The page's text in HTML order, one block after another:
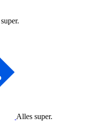
Alles super.